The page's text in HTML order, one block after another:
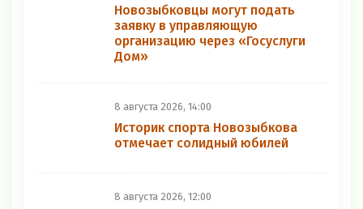
Новозыбковцы могут подать
заявку в управляющую
организацию через «Госуслуги
Дом»
8 августа 2026, 14:00
Историк спорта Новозыбкова
отмечает солидный юбилей
8 августа 2026, 12:00